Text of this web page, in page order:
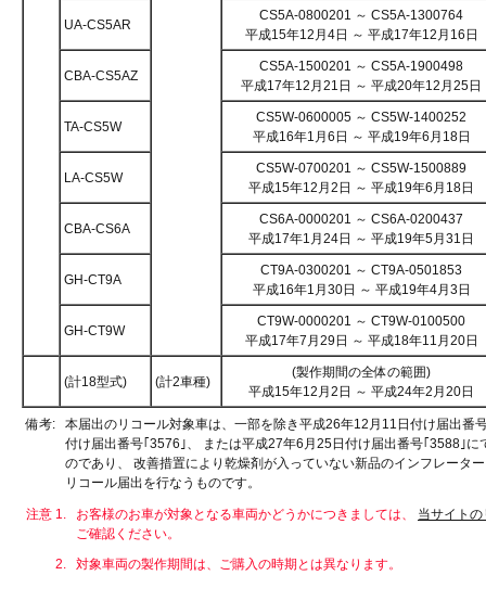
UA-CS5AR
CS5A-0800201 ～ CS5A-1300764
平成15年12月4日 ～ 平成17年12月16日
CBA-CS5AZ
CS5A-1500201 ～ CS5A-1900498
平成17年12月21日 ～ 平成20年12月25日
TA-CS5W
CS5W-0600005 ～ CS5W-1400252
平成16年1月6日 ～ 平成19年6月18日
LA-CS5W
CS5W-0700201 ～ CS5W-1500889
平成15年12月2日 ～ 平成19年6月18日
CBA-CS6A
CS6A-0000201 ～ CS6A-0200437
平成17年1月24日 ～ 平成19年5月31日
GH-CT9A
CT9A-0300201 ～ CT9A-0501853
平成16年1月30日 ～ 平成19年4月3日
GH-CT9W
CT9W-0000201 ～ CT9W-0100500
平成17年7月29日 ～ 平成18年11月20日
(計18型式) (計2車種)
(製作期間の全体の範囲)
平成15年12月2日 ～ 平成24年2月20日
備考:
本届出のリコール対象車は、一部を除き平成26年12月11日付け届出番
付け届出番号｢3576｣、 または平成27年6月25日付け届出番号｢3588｣に
のであり、 改善措置により乾燥剤が入っていない新品のインフレータ
リコール届出を行なうものです。
注意 1. お客様のお車が対象となる車両かどうかにつきましては、 当サイト
ご確認ください。
2.
対象車両の製作期間は、ご購入の時期とは異なります。